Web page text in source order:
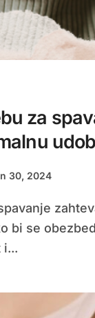
za
30, 2024
bi se
i...